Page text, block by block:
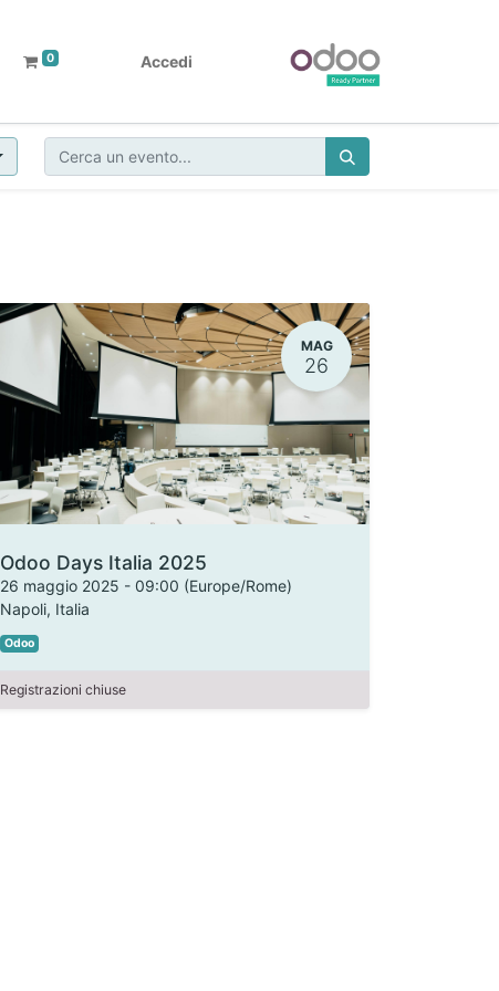
0 Accedi
MAG
26
Odoo Days Italia 2025
26 maggio 2025 - 09:00 (Europe/Rome)
Napoli, Italia
Odoo
Registrazioni chiuse